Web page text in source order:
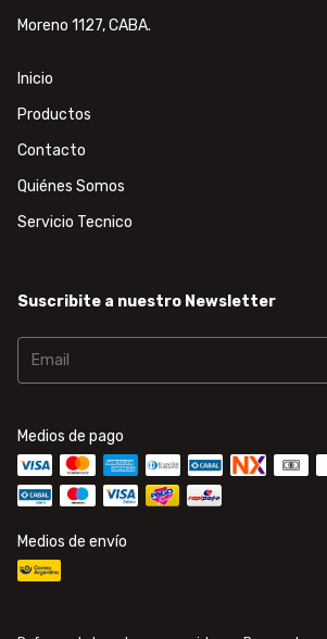
Moreno 1127, CABA.
Inicio
Productos
Contacto
Quiénes Somos
Servicio Tecnico
Suscribite a nuestro Newsletter
Medios de pago
Medios de envío